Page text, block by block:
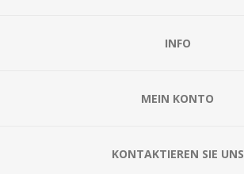
INFO
MEIN KONTO
KONTAKTIEREN SIE UNS